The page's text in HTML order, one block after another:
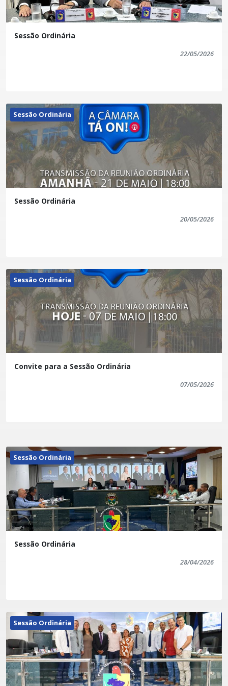
Sessão Ordinária
22/05/2026
Sessão Ordinária
Sessão Ordinária
20/05/2026
Sessão Ordinária
Convite para a Sessão Ordinária
07/05/2026
Sessão Ordinária
Sessão Ordinária
28/04/2026
Sessão Ordinária